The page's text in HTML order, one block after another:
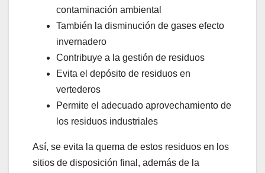
contaminación ambiental
También la disminución de gases efecto
invernadero
Contribuye a la gestión de residuos
Evita el depósito de residuos en
vertederos
Permite el adecuado aprovechamiento de
los residuos industriales
Así, se evita la quema de estos residuos en los
sitios de disposición final, además de la